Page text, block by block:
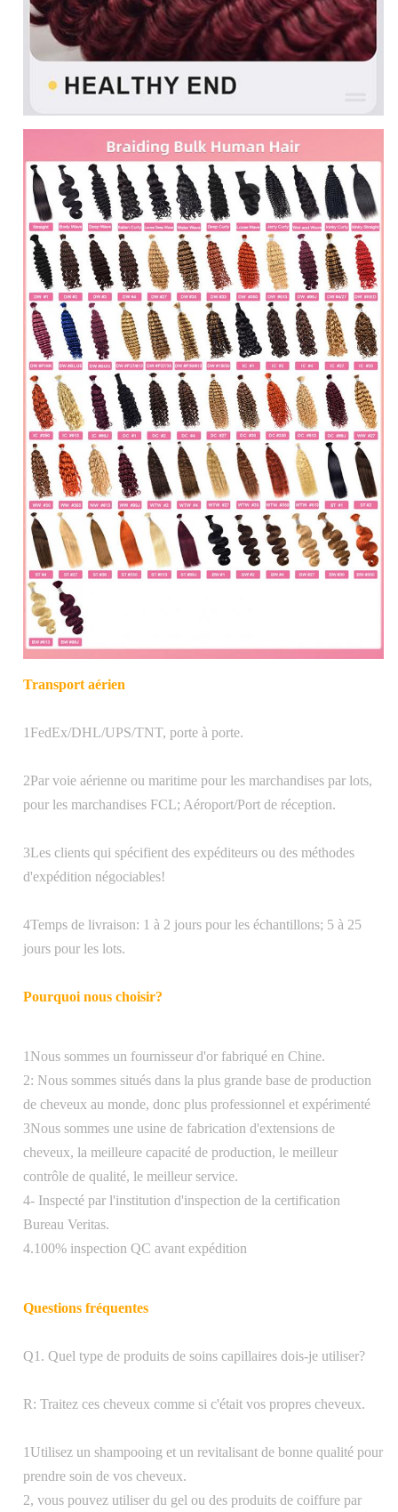
Non
transformé
Sans traitement, peut être teint et repassé
Les styles
Vague de corps, vague profonde, naturelle
droite, bouclée, grande vague peut être
personnalisée
Longueur
des
cheveux
8"-26" sont disponibles
Couleur
des
cheveux
Noir naturel ((1B), d'autres couleurs de brun
foncé, brun clair, blonde peuvent être
produit
personnalisé.
Quantité
de produit
3 pièces
Le paquet
Emballé avec un sac en PVC et le colis
Conditions
de
paiement
Western Union, virement bancaire, PayPal
Livraison
Transport aérien
1FedEx/DHL/UPS/TNT, porte à porte.
2Par voie aérienne ou maritime pour les marchandises par lots,
pour les marchandises FCL; Aéroport/Port de réception.
3Les clients qui spécifient des expéditeurs ou des méthodes
d'expédition négociables!
4Temps de livraison: 1 à 2 jours pour les échantillons; 5 à 25
jours pour les lots.
Pourquoi nous choisir?
1Nous sommes un fournisseur d'or fabriqué en Chine.
2: Nous sommes situés dans la plus grande base de production
de cheveux au monde, donc plus professionnel et expérimenté
3Nous sommes une usine de fabrication d'extensions de
cheveux, la meilleure capacité de production, le meilleur
contrôle de qualité, le meilleur service.
4- Inspecté par l'institution d'inspection de la certification
Bureau Veritas.
4.100% inspection QC avant expédition
Questions fréquentes
Q1. Quel type de produits de soins capillaires dois-je utiliser?
R: Traitez ces cheveux comme si c'était vos propres cheveux.
1Utilisez un shampooing et un revitalisant de bonne qualité pour
prendre soin de vos cheveux.
2, vous pouvez utiliser du gel ou des produits de coiffure par